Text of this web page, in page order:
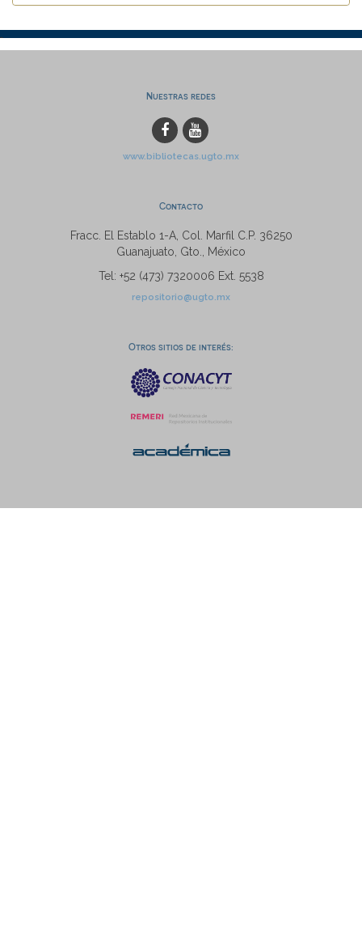
Nuestras redes
www.bibliotecas.ugto.mx
Contacto
Fracc. El Establo 1-A, Col. Marfil C.P. 36250
Guanajuato, Gto., México
Tel: +52 (473) 7320006 Ext. 5538
repositorio@ugto.mx
Otros sitios de interés: